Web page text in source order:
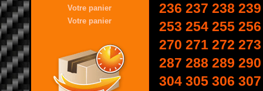
Votre panier
Votre panier
236 237 238 239
253 254 255 256
270 271 272 273
287 288 289 290
304 305 306 307